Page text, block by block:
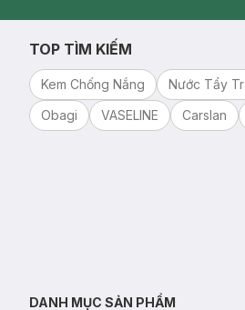
TOP TÌM KIẾM
Kem Chống Nắng Nước Tẩy
Obagi
VASELINE Carslan
DANH MỤC SẢN PHẨM